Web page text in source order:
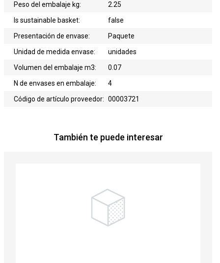
Peso del embalaje kg:
2.25
Is sustainable basket:
false
Presentación de envase:
Paquete
Unidad de medida envase:
unidades
Volumen del embalaje m3:
0.07
N de envases en embalaje:
4
Código de artículo proveedor: 00003721
También te puede interesar